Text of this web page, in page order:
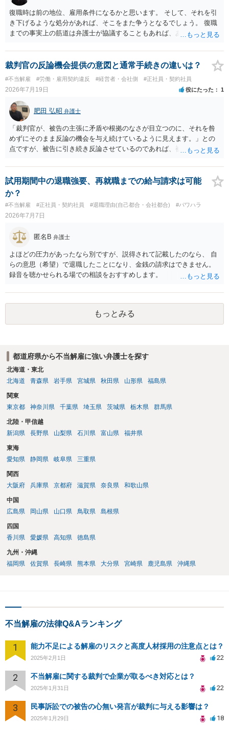
復職時は前の地位、雇用条件になるかと思います。 そして、それを引
き下げるような処分があれば、そこをまた争うとなるでしょう。 復職
までの事実上の筋道は弁護士が協議することもあれば、あなたがご自
ょうから、別途費用が発生することもありますが、出勤日時の設定く
らいならサービスでしてくれるかもしれません。
裁判官の反論機会提供の意図と通常手続きの違いは？
#不当解雇 #労働・雇用契約違反 #経営者・会社側 #正社員・契約社員
2026年7月19日 役にたった 1
肥田 弘昭 弁護士
「裁判官が、被告の主張に矛盾や根拠のなさが目立つのに、それを咎
めずにそのまま反論の機会を与え続けているように見えます。」との
点ですが、被告に引き続き反論させているのであれば、被告の主張が
くしている場合があります。被告がこれ以上ありませんと言えば終わ
るかと思います。ご参考にしてください。
試用期間中の退職強要、再就職までの給与請求は可能
か？
#不当解雇 #正社員・契約社員 #退職理由(自己都合・会社都合) #パワハラ
2026年7月7日
匿名B 弁護士
よほどの圧力があったなら別ですが、説得されて記載したのなら、 自
らの意思（希望）で退職したことになり、金銭の請求はできません。
録音を聴かせられる場での相談をおすすめします。
もっとみる
都道府県から不当解雇に強い弁護士を探す
北海道・東北
北海道
青森県 岩手県 宮城県 秋田県 山形県 福島県
関東
東京都
神奈川県 千葉県 埼玉県 茨城県 栃木県 群馬県
北陸・甲信越
新潟県
長野県 山梨県 石川県 富山県 福井県
東海
愛知県
静岡県 岐阜県 三重県
関西
大阪府
兵庫県 京都府 滋賀県 奈良県 和歌山県
中国
広島県
岡山県 山口県 鳥取県 島根県
四国
香川県
愛媛県 高知県 徳島県
九州・沖縄
福岡県
佐賀県 長崎県 熊本県 大分県 宮崎県 鹿児島県 沖縄県
不当解雇の法律Q&Aランキング
1 能力不足による解雇のリスクと高度人材採用の注意点とは？
2025年2月1日 22
2 不当解雇に関する裁判で企業が取るべき対応とは？
2025年1月31日 22
3 民事訴訟での被告の心無い発言が裁判に与える影響は？
2025年1月29日 18